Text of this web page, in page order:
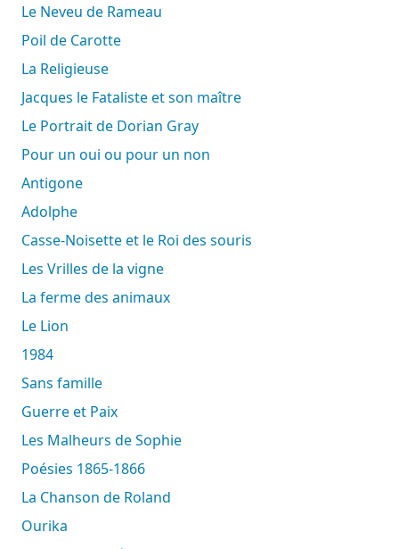
Le Neveu de Rameau
Poil de Carotte
La Religieuse
Jacques le Fataliste et son maître
Le Portrait de Dorian Gray
Pour un oui ou pour un non
Antigone
Adolphe
Casse-Noisette et le Roi des souris
Les Vrilles de la vigne
La ferme des animaux
Le Lion
1984
Sans famille
Guerre et Paix
Les Malheurs de Sophie
Poésies 1865-1866
La Chanson de Roland
Ourika